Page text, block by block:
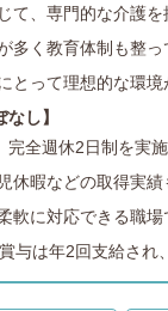
て、専門的な介護を
多く教育体制も整っ
とって理想的な環境
し】
全週休2日制を実施
休暇などの取得実績
軟に対応できる職場
与は年2回支給され